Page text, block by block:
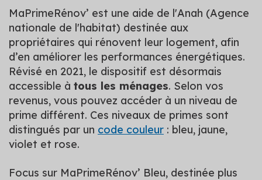
MaPrimeRénov’ est une aide de l'Anah (Agence
nationale de l'habitat) destinée aux
propriétaires qui rénovent leur logement, afin
d’en améliorer les performances énergétiques.
Révisé en 2021, le dispositif est désormais
accessible à tous les ménages. Selon vos
revenus, vous pouvez accéder à un niveau de
prime différent. Ces niveaux de primes sont
distingués par un code couleur : bleu, jaune,
violet et rose.
Focus sur MaPrimeRénov’ Bleu, destinée plus